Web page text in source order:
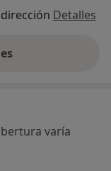
Detalles
varía